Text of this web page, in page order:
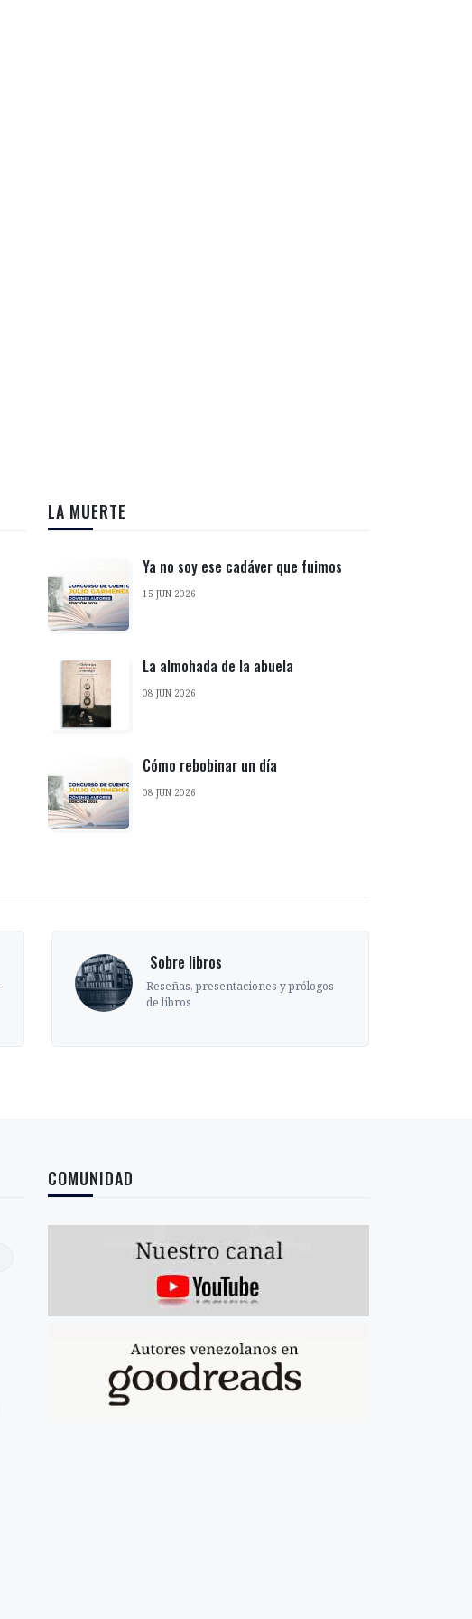
LA MUERTE
Ya no soy ese cadáver que fuimos
15 JUN 2026
La almohada de la abuela
08 JUN 2026
Cómo rebobinar un día
08 JUN 2026
‎ Sobre libros
Reseñas, presentaciones y prólogos
de libros
COMUNIDAD